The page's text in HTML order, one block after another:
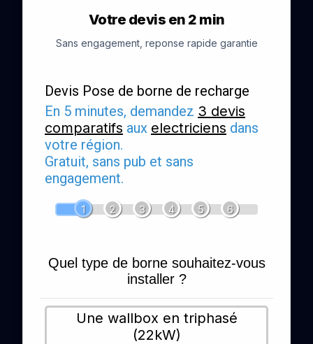
Votre devis en 2 min
Sans engagement, reponse rapide garantie
Devis Pose de borne de recharge
En 5 minutes, demandez 3 devis
comparatifs aux electriciens dans
votre région.
Gratuit, sans pub et sans
engagement.
1 2 3 4 5 6
Quel type de borne souhaitez-vous
installer ?
Une wallbox en triphasé
(22kW)